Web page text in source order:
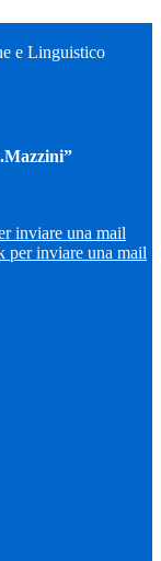
e Linguistico
inviare una mail
per inviare una mail